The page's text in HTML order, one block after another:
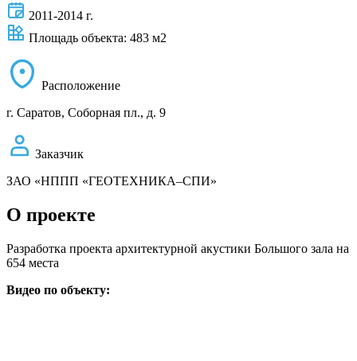
2011-2014 г.
Площадь объекта: 483 м2
Расположение
г. Саратов, Соборная пл., д. 9
Заказчик
ЗАО «НППП «ГЕОТЕХНИКА–СПИ»
О проекте
Разработка проекта архитектурной акустики Большого зала на
654 места
Видео по объекту: